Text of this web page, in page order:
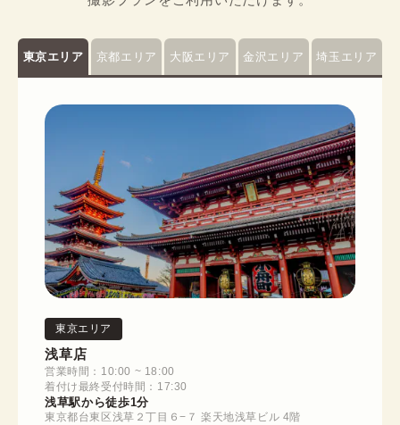
東京エリア 京都エリア 大阪エリア 金沢エリア 埼玉エリア
東京エリア
浅草店
営業時間：10:00 ~ 18:00
着付け最終受付時間：17:30
浅草駅から徒歩1分
東京都台東区浅草２丁目６−７ 楽天地浅草ビル 4階